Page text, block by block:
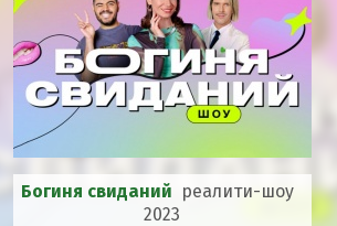
Богиня свиданий реалити-шоу
2023